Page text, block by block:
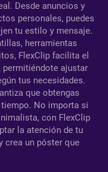
Desde anuncios y
personales, puedes
tu estilo y mensaje.
herramientas
FlexClip facilita el
permitiéndote ajustar
tus necesidades.
que obtengas
No importa si
con FlexClip
la atención de tu
crea un póster que